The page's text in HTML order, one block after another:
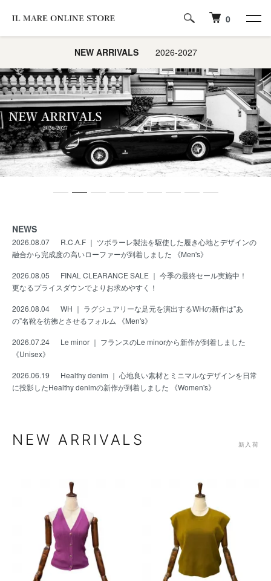
0
NEW ARRIVALS2026-2027
NEWS
2026.08.07
R.C.A.F ｜ ツボラーレ製法を駆使した履き心地とデザインの
融合から完成度の高いローファーが到着しました 《Men's》
2026.08.05
FINAL CLEARANCE SALE ｜ 今季の最終セール実施中！
更なるプライスダウンでよりお求めやすく！
2026.08.04
WH ｜ ラグジュアリーな足元を演出するWHの新作は”あ
の”名靴を彷彿とさせるフォルム 《Men's》
2026.07.24
Le minor ｜ フランスのLe minorから新作が到着しました
《Unisex》
2026.06.19
Healthy denim ｜ 心地良い素材とミニマルなデザインを日常
に投影したHealthy denimの新作が到着しました 《Women's》
NEW ARRIVALS 新入荷